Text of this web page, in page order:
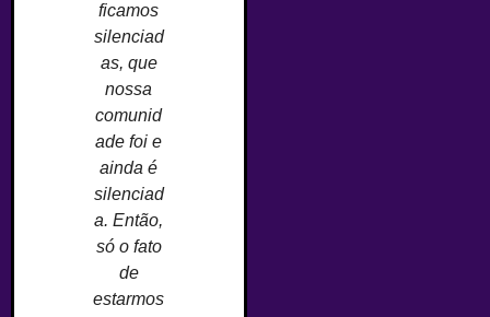
ficamos
silenciad
as, que
nossa
comunid
ade foi e
ainda é
silenciad
a. Então,
só o fato
de
estarmos